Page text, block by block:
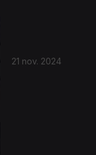
21 nov. 2024